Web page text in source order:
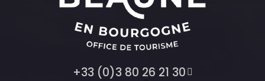
+33 (0)3 80 26 21 30